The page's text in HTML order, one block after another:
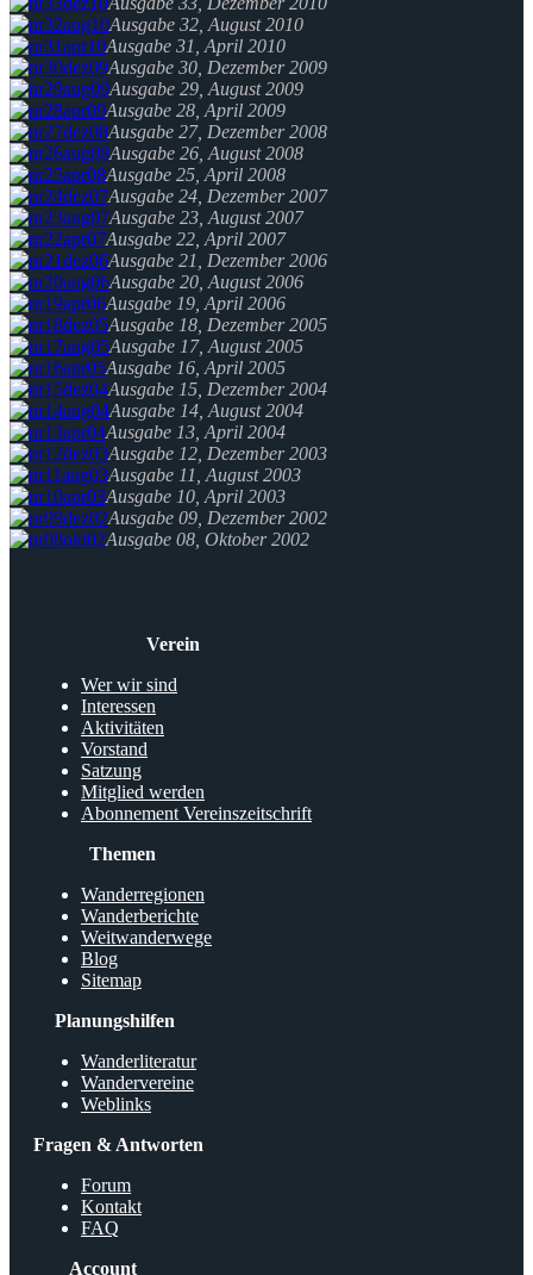
Ausgabe 32, August 2010
Ausgabe 31, April 2010
Ausgabe 30, Dezember 2009
Ausgabe 29, August 2009
Ausgabe 28, April 2009
Ausgabe 27, Dezember 2008
Ausgabe 26, August 2008
Ausgabe 25, April 2008
Ausgabe 24, Dezember 2007
Ausgabe 23, August 2007
Ausgabe 22, April 2007
Ausgabe 21, Dezember 2006
Ausgabe 20, August 2006
Ausgabe 19, April 2006
Ausgabe 18, Dezember 2005
Ausgabe 17, August 2005
Ausgabe 16, April 2005
Ausgabe 15, Dezember 2004
Ausgabe 14, August 2004
Ausgabe 13, April 2004
Ausgabe 12, Dezember 2003
Ausgabe 11, August 2003
Ausgabe 10, April 2003
Ausgabe 09, Dezember 2002
Ausgabe 08, Oktober 2002
Verein
Wer wir sind
Interessen
Aktivitäten
Vorstand
Satzung
Mitglied werden
Abonnement Vereinszeitschrift
Themen
Wanderregionen
Wanderberichte
Weitwanderwege
Blog
Sitemap
Planungshilfen
Wanderliteratur
Wandervereine
Weblinks
Fragen & Antworten
Forum
Kontakt
FAQ
Account